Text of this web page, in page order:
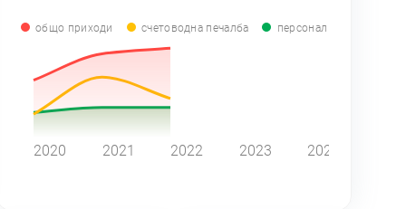
общо приходи счетоводна печалба персонал
2020 2021 2022 2023 2024